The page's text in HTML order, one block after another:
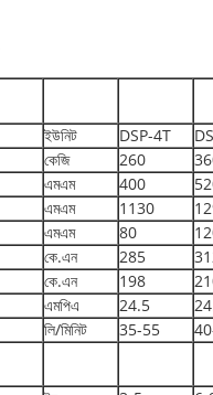
ইউনিট DSP-4T
কেজি 260
এমএম 400
এমএম 1130
এমএম 80
কে.এন 285
কে.এন 198
এমপিএ 24.5
লি/মিনিট 35-55